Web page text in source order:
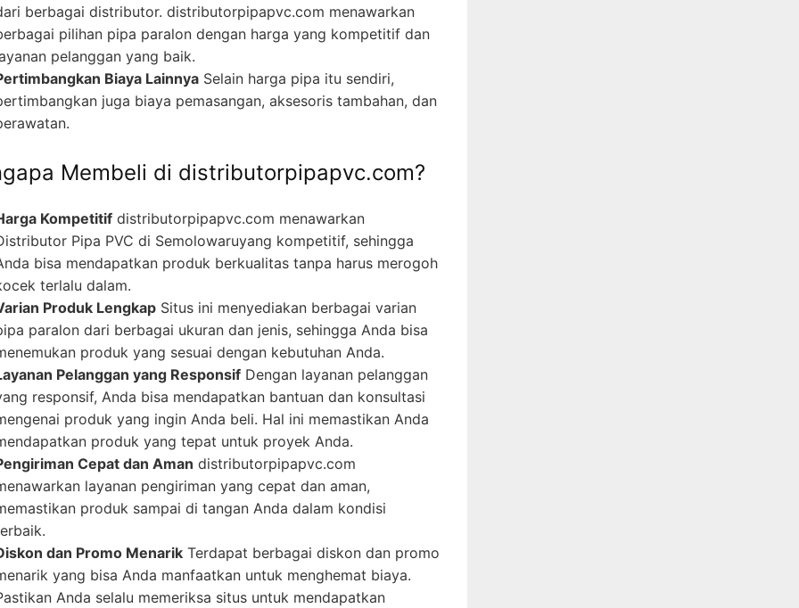
berbagai distributor. distributorpipapvc.com menawarkan
pilihan pipa paralon dengan harga yang kompetitif dan
pelanggan yang baik.
Biaya Lainnya Selain harga pipa itu sendiri,
juga biaya pemasangan, aksesoris tambahan, dan
Membeli di distributorpipapvc.com?
Kompetitif distributorpipapvc.com menawarkan
Pipa PVC di Semolowaruyang kompetitif, sehingga
bisa mendapatkan produk berkualitas tanpa harus merogoh
terlalu dalam.
Produk Lengkap Situs ini menyediakan berbagai varian
paralon dari berbagai ukuran dan jenis, sehingga Anda bisa
produk yang sesuai dengan kebutuhan Anda.
Pelanggan yang Responsif Dengan layanan pelanggan
responsif, Anda bisa mendapatkan bantuan dan konsultasi
produk yang ingin Anda beli. Hal ini memastikan Anda
produk yang tepat untuk proyek Anda.
Cepat dan Aman distributorpipapvc.com
layanan pengiriman yang cepat dan aman,
produk sampai di tangan Anda dalam kondisi
dan Promo Menarik Terdapat berbagai diskon dan promo
yang bisa Anda manfaatkan untuk menghemat biaya.
Anda selalu memeriksa situs untuk mendapatkan